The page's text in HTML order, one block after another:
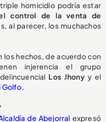
homicidio podría estar
control de la venta de
al parecer, los muchachos
los hechos, de acuerdo con
injerencia el grupo
Los Jhonyy el
Golfo.
de Abejorral expresó